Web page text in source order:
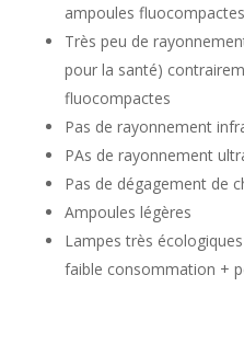
ampoules
Très peu de
pour la santé)
fluocompactes
Pas de rayonnement
PAs de rayonnement
Pas de dégagement de
Ampoules légères
Lampes très
faible consommation +